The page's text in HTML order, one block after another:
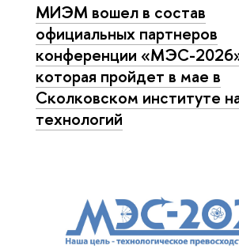
МИЭМ вошел в состав
официальных партнеров
конференции «МЭС-
которая пройдет в мае в
Сколковском институте
технологий